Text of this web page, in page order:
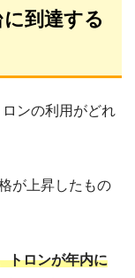
到達する
ンの利用がどれ
が上昇したもの
トロンが年内に